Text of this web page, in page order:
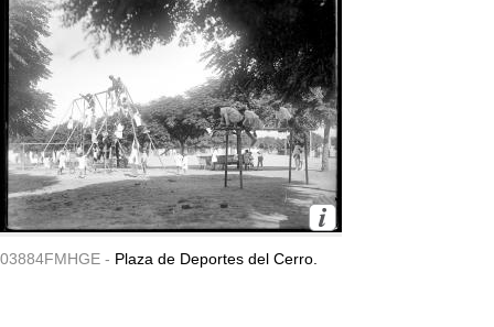
03884FMHGE - Plaza de Deportes del Cerro.